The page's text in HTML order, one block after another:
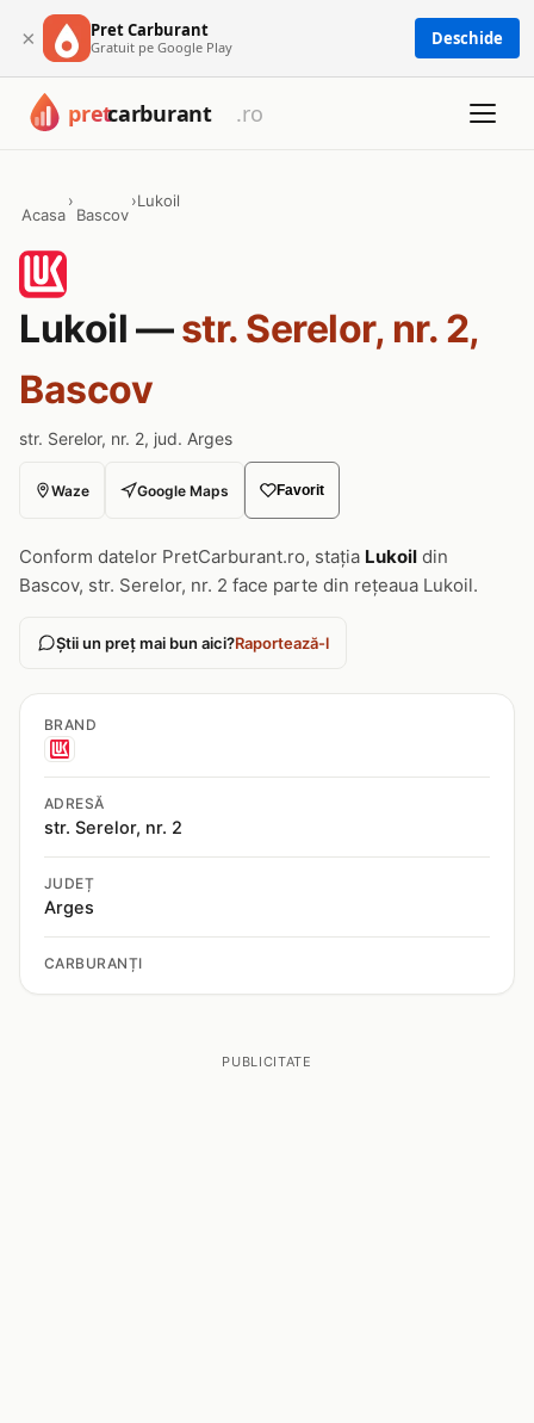
× Pret Carburant
Gratuit pe Google Play Deschide
Acasa
›
Bascov
›Lukoil
Lukoil —str. Serelor, nr. 2,
Bascov
str. Serelor, nr. 2, jud. Arges
Waze Google Maps Favorit
Conform datelor PretCarburant.ro, stația Lukoil din
Bascov, str. Serelor, nr. 2 face parte din rețeaua Lukoil.
Știi un preț mai bun aici?Raportează-l
BRAND
ADRESĂ
str. Serelor, nr. 2
JUDEȚ
Arges
CARBURANȚI
PUBLICITATE